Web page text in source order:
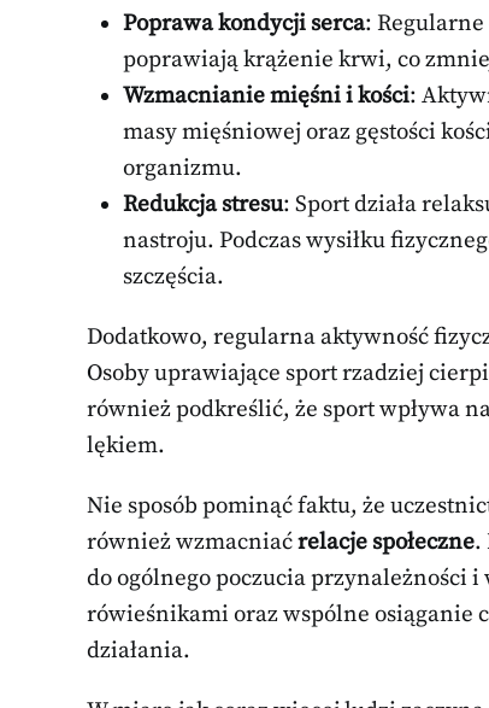
Poprawa kondycji serca:
poprawiają krążenie krwi, co
Wzmacnianie mięśni i kości:
masy mięśniowej oraz gęstości
organizmu.
Redukcja stresu: Sport działa
nastroju. Podczas wysiłku
szczęścia.
Dodatkowo, regularna aktywność
Osoby uprawiające sport rzadziej
również podkreślić, że sport wpływa
lękiem.
Nie sposób pominąć faktu, że
również wzmacniaćrelacje społeczne.
do ogólnego poczucia przynależności i
rówieśnikami oraz wspólne osiąganie
działania.